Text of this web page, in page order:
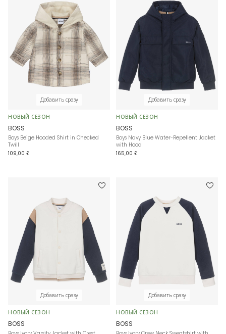
Добавить сразу
НОВЫЙ СЕЗОН
BOSS
Boys Beige Hooded Shirt in Checked
Twill
109,00 £
Добавить сразу
НОВЫЙ СЕЗОН
BOSS
Boys Navy Blue Water-Repellent Jacket
with Hood
165,00 £
Добавить сразу
НОВЫЙ СЕЗОН
BOSS
Добавить сразу
НОВЫЙ СЕЗОН
BOSS